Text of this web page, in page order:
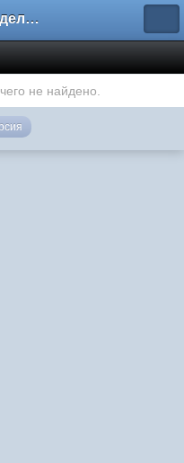
Форум владельцев интернет-магазинов
не найдено.